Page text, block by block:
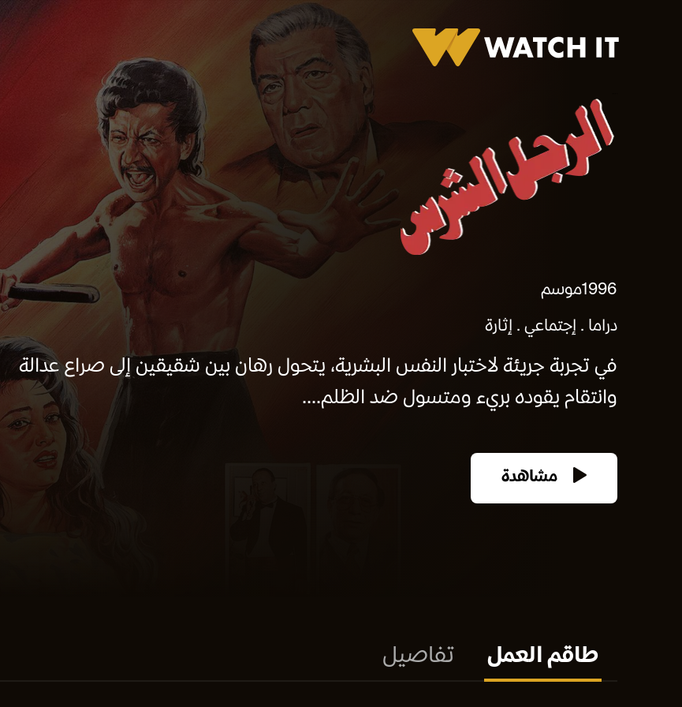
1996موسم
دراما
إجتماعي إثارة
في تجربة جريئة لاختبار النفس البشرية، يتحول رهان بين شقيقين إلى صراع عدالة
وانتقام يقوده بريء ومتسول ضد الظلم....
مشاهدة
طاقم العمل تفاصيل